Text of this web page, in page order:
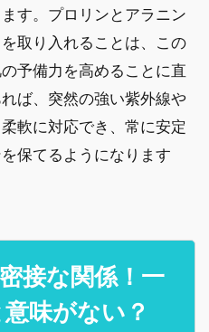
す。プロリンとアラニン
取り入れることは、この
予備力を高めることに直
ば、突然の強い紫外線や
軟に対応でき、常に安定
保てるようになります
接な関係！一
味がない？